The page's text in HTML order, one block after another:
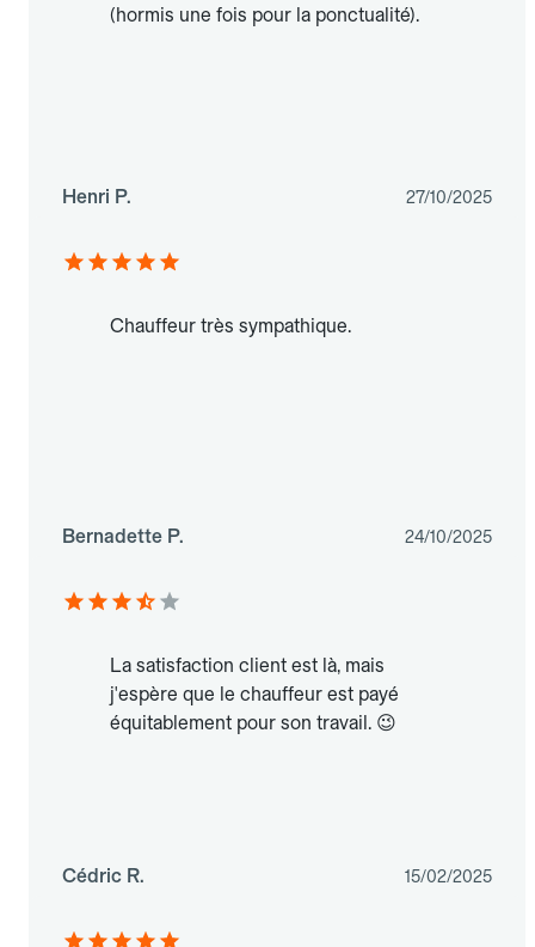
(hormis une fois pour la ponctualité).
Henri P. 27/10/2025
Chauffeur très sympathique.
Bernadette P. 24/10/2025
La satisfaction client est là, mais
j'espère que le chauffeur est payé
équitablement pour son travail. 😉
Cédric R. 15/02/2025